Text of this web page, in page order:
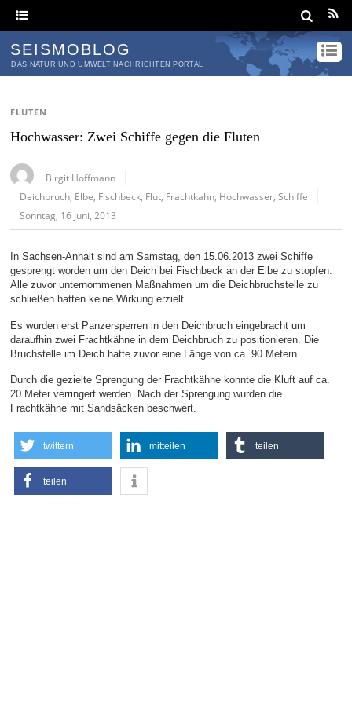
SEISMOBLOG
DAS NATUR UND UMWELT NACHRICHTEN PORTAL
FLUTEN
Hochwasser: Zwei Schiffe gegen die Fluten
Birgit Hoffmann
Deichbruch Elbe Fischbeck Flut Frachtkahn Hochwasser ,Schiffe
Sonntag, 16 Juni, 2013
In Sachsen-Anhalt sind am Samstag, den 15.06.2013 zwei Schiffe
gesprengt worden um den Deich bei Fischbeck an der Elbe zu stopfen.
Alle zuvor unternommenen Maßnahmen um die Deichbruchstelle zu
schließen hatten keine Wirkung erzielt.
Es wurden erst Panzersperren in den Deichbruch eingebracht um
daraufhin zwei Frachtkähne in dem Deichbruch zu positionieren. Die
Bruchstelle im Deich hatte zuvor eine Länge von ca. 90 Metern.
Durch die gezielte Sprengung der Frachtkähne konnte die Kluft auf ca.
20 Meter verringert werden. Nach der Sprengung wurden die
Frachtkähne mit Sandsäcken beschwert.
twittern mitteilen teilen
teilen